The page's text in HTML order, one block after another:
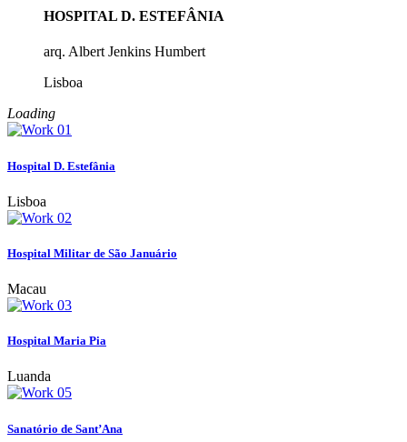
HOSPITAL D. ESTEFÂNIA
arq. Albert Jenkins Humbert
Lisboa
Loading
Hospital D. Estefânia
Lisboa
Hospital Militar de São Januário
Macau
Hospital Maria Pia
Luanda
Sanatório de Sant’Ana